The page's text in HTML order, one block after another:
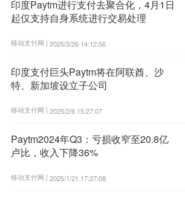
印度Paytm进行支付去聚合化，4月1日
起仅支持自身系统进行交易处理
移动支付网 | 2025/3/26 14:12:56
印度支付巨头Paytm将在阿联酋、沙
特、新加坡设立子公司
移动支付网 | 2025/2/6 15:27:07
Paytm2024年Q3：亏损收窄至20.8亿
卢比，收入下降36%
移动支付网 | 2025/1/21 17:27:08